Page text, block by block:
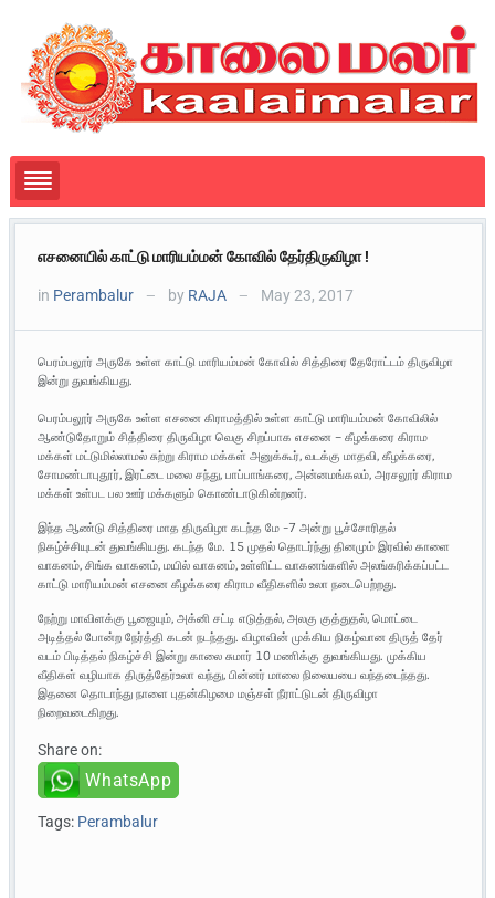
எசனையில் காட்டு மாரியம்மன் கோவில் தேர்திருவிழா !
in Perambalur — by RAJA — May 23, 2017
பெரம்பலூர் அருகே உள்ள காட்டு மாரியம்மன் கோவில் சித்திரை தேரோட்டம் திருவிழா
இன்று துவங்கியது.
பெரம்பலூர் அருகே உள்ள எசனை கிராமத்தில் உள்ள காட்டு மாரியம்மன் கோவிலில்
ஆண்டுதோறும் சித்திரை திருவிழா வெகு சிறப்பாக எசனை – கீழக்கரை கிராம
மக்கள் மட்டுமில்லாமல் சுற்று கிராம மக்கள் அனுக்கூர், வடக்கு மாதவி, கீழக்கரை,
சோமண்டாபுதூர், இரட்டை மலை சந்து, பாப்பாங்கரை, அன்னமங்கலம், அரசலூர் கிராம
மக்கள் உள்பட பல ஊர் மக்களும் கொண்டாடுகின்றனர்.
இந்த ஆண்டு சித்திரை மாத திருவிழா கடந்த மே -7 அன்று பூச்சோரிதல்
நிகழ்ச்சியுடன் துவங்கியது. கடந்த மே. 15 முதல் தொடர்ந்து தினமும் இரவில் காளை
வாகனம், சிங்க வாகனம், மயில் வாகனம், உள்ளிட்ட வாகனங்களில் அலங்கரிக்கப்பட்ட
காட்டு மாரியம்மன் எசனை கீழக்கரை கிராம வீதிகளில் உலா நடைபெற்றது.
நேற்று மாவிளக்கு பூஜையும், அக்னி சட்டி எடுத்தல், அலகு குத்துதல், மொட்டை
அடித்தல் போன்ற நேர்த்தி கடன் நடந்தது. விழாவின் முக்கிய நிகழ்வான திருத் தேர்
வடம் பிடித்தல் நிகழ்ச்சி இன்று காலை சுமார் 10 மணிக்கு துவங்கியது. முக்கிய
வீதிகள் வழியாக திருத்தேர்உலா வந்து, பின்னர் மாலை நிலையயை வந்தடைந்தது.
இதனை தொடாந்து நாளை புதன்கிழமை மஞ்சள் நீராட்டுடன் திருவிழா
நிறைவடைகிறது.
Share on:
WhatsApp
Tags: Perambalur